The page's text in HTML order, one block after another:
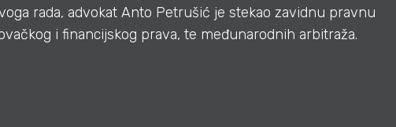
rada, advokat Anto Petrušić je stekao zavidnu pravnu
i financijskog prava, te međunarodnih arbitraža.